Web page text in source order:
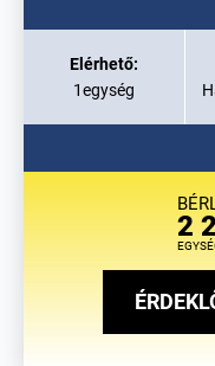
Elérhető:
1egység
2